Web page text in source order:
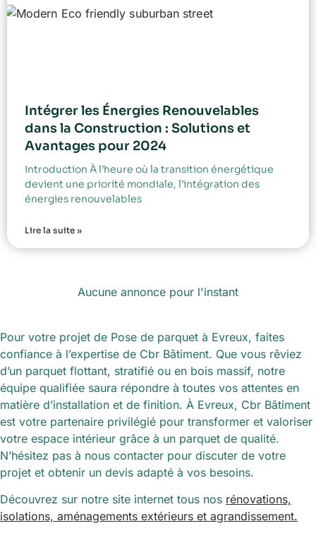
Intégrer les Énergies Renouvelables
dans la Construction : Solutions et
Avantages pour 2024
Introduction À l’heure où la transition énergétique
devient une priorité mondiale, l’intégration des
énergies renouvelables
Lire la suite »
Aucune annonce pour l'instant
Pour votre projet de Pose de parquet à Evreux, faites
confiance à l’expertise de Cbr Bâtiment. Que vous rêviez
d’un parquet flottant, stratifié ou en bois massif, notre
équipe qualifiée saura répondre à toutes vos attentes en
matière d’installation et de finition. À Evreux, Cbr Bâtiment
est votre partenaire privilégié pour transformer et valoriser
votre espace intérieur grâce à un parquet de qualité.
N’hésitez pas à nous contacter pour discuter de votre
projet et obtenir un devis adapté à vos besoins.
Découvrez sur notre site internet tous nos rénovations,
isolations, aménagements extérieurs et agrandissement.